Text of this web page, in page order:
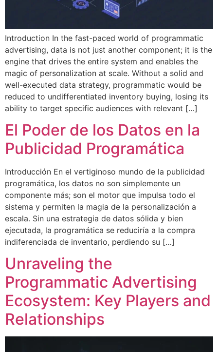
Introduction In the fast-paced world of programmatic
advertising, data is not just another component; it is the
engine that drives the entire system and enables the
magic of personalization at scale. Without a solid and
well-executed data strategy, programmatic would be
reduced to undifferentiated inventory buying, losing its
ability to target specific audiences with relevant […]
El Poder de los Datos en la
Publicidad Programática
Introducción En el vertiginoso mundo de la publicidad
programática, los datos no son simplemente un
componente más; son el motor que impulsa todo el
sistema y permiten la magia de la personalización a
escala. Sin una estrategia de datos sólida y bien
ejecutada, la programática se reduciría a la compra
indiferenciada de inventario, perdiendo su […]
Unraveling the
Programmatic Advertising
Ecosystem: Key Players and
Relationships